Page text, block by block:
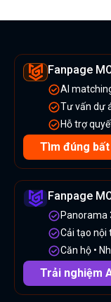
Fanpage
AI
Tư vấn dự
Hỗ trợ
Tìm đúng
Fanpage
Panorama
Cải tạo nội
Căn hộ •
Trải nghiệm